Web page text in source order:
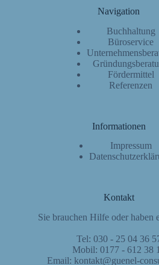
Navigation
Buchhaltung
Büroservice
Fördermittel
Referenzen
Informationen
Impressum
Kontakt
Sie brauchen Hilfe oder haben
Tel: 030 - 25 04 36
Mobil: 0177 - 612 38
Email:kontakt@guenel-